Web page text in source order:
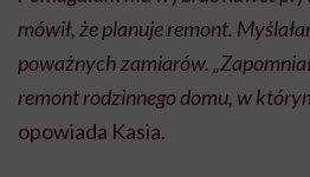
mówił, że planuje remont.
poważnych zamiarów.
remont rodzinnego domu, w
opowiada Kasia.